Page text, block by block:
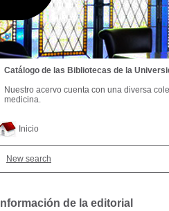
Inicio
New search
Información de la editorial
Catálogo de las Bibliotecas de la
Nuestro acervo cuenta con una diversa
medicina.